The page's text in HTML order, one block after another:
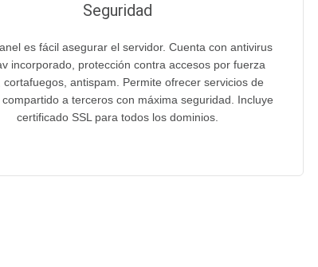
Seguridad
es fácil asegurar el servidor. Cuenta con antivirus
incorporado, protección contra accesos por fuerza
cortafuegos, antispam. Permite ofrecer servicios de
compartido a terceros con máxima seguridad. Incluye
certificado SSL para todos los dominios.